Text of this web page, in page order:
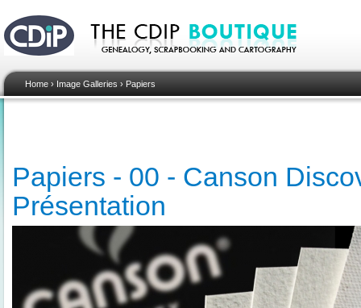
Home › Image Galleries › Papiers
Papiers - 00 - Canson
Présentation